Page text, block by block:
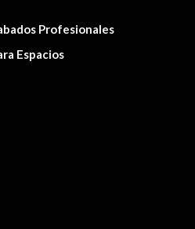
Profesionales
Espacios